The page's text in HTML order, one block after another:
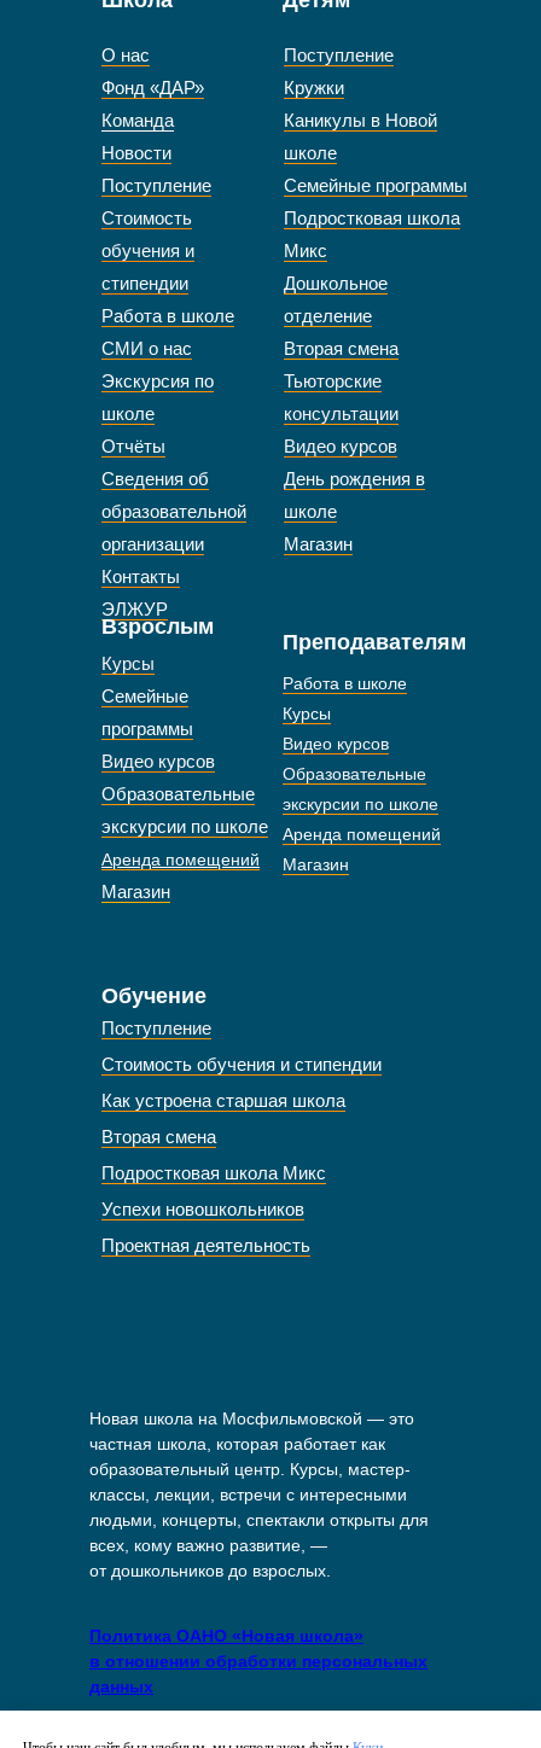
О нас
Фонд «ДАР»
Команда
Новости
Поступление
Стоимость
обучения и
стипендии
Работа в школе
СМИ о нас
Экскурсия по
школе
Отчёты
Сведения об
образовательной
организации
Контакты
ЭЛЖУР
Поступление
Кружки
Каникулы в Новой
школе
Семейные программы
Подростковая школа
Микс
Дошкольное
отделение
Вторая смена
Тьюторские
консультации
Видео курсов
День рождения в
школе
Магазин
Взрослым
Новая школа на Мосфильмовской — это
частная школа, которая работает как
образовательный центр. Курсы, мастер-
классы, лекции, встречи с интересными
людьми, концерты, спектакли открыты для
всех, кому важно развитие, —
от дошкольников до взрослых.
Обучение
Курсы
Семейные
программы
Видео курсов
Образовательные
экскурсии по школе
Аренда помещений
Магазин
Преподавателям
Работа в школе
Курсы
Видео курсов
Образовательные
экскурсии по школе
Аренда помещений
Магазин
Поступление
Стоимость обучения и стипендии
Как устроена старшая школа
Вторая смена
Подростковая школа Микс
Успехи новошкольников
Проектная деятельность
Политика ОАНО «Новая школа»
в отношении обработки персональных
данных